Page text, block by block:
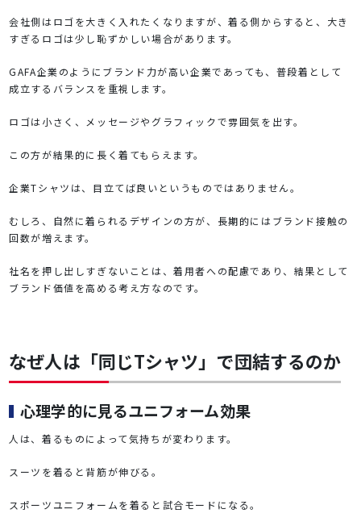
会社側はロゴを大きく入れたくなりますが、着る側からすると、大き
すぎるロゴは少し恥ずかしい場合があります。
GAFA企業のようにブランド力が高い企業であっても、普段着として
成立するバランスを重視します。
ロゴは小さく、メッセージやグラフィックで雰囲気を出す。
この方が結果的に長く着てもらえます。
企業Tシャツは、目立てば良いというものではありません。
むしろ、自然に着られるデザインの方が、長期的にはブランド接触の
回数が増えます。
社名を押し出しすぎないことは、着用者への配慮であり、結果として
ブランド価値を高める考え方なのです。
なぜ人は「同じTシャツ」で団結するのか
心理学的に見るユニフォーム効果
人は、着るものによって気持ちが変わります。
スーツを着ると背筋が伸びる。
スポーツユニフォームを着ると試合モードになる。